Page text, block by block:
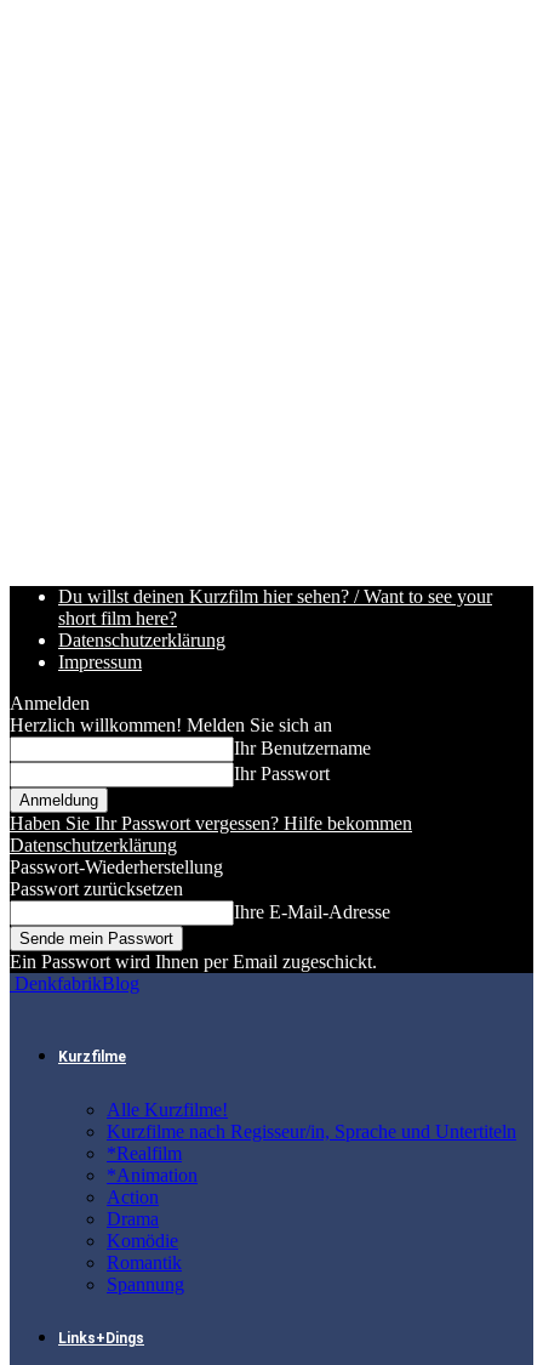
Du willst deinen Kurzfilm hier sehen? / Want to see your
short film here?
Datenschutzerklärung
Impressum
Anmelden
Herzlich willkommen! Melden Sie sich an
Ihr Benutzername
Ihr Passwort
Haben Sie Ihr Passwort vergessen? Hilfe bekommen
Datenschutzerklärung
Passwort-Wiederherstellung
Passwort zurücksetzen
Ihre E-Mail-Adresse
Ein Passwort wird Ihnen per Email zugeschickt.
DenkfabrikBlog
Kurzfilme
Alle Kurzfilme!
Kurzfilme nach Regisseur/in, Sprache und Untertiteln
*Realfilm
*Animation
Action
Drama
Komödie
Romantik
Spannung
Links+Dings